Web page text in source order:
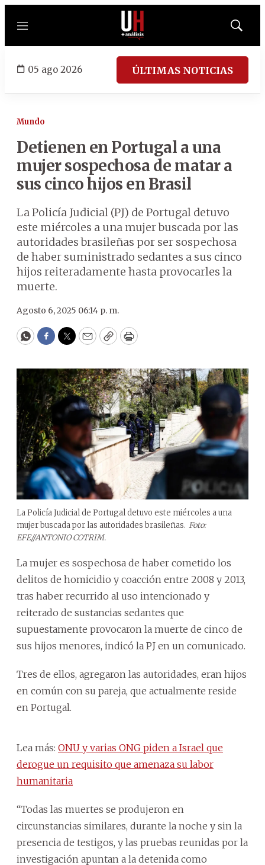
Menú
Mostrar
05 ago 2026 ÚLTIMAS NOTICIAS
Mundo
Detienen en Portugal a una
mujer sospechosa de matar a
sus cinco hijos en Brasil
La Policía Judicial (PJ) de Portugal detuvo
este miércoles a una mujer buscada por las
autoridades brasileñas por ser sospechosa
de haber suministrado sedantes a sus cinco
hijos reiteradamente hasta provocarles la
muerte.
Agosto 6, 2025 06:14 p. m.
WhatsApp
Facebook
Twitter
EmailCopyPrint
La Policía Judicial de Portugal detuvo este miércoles a una
mujer buscada por las autoridades brasileñas. Foto:
EFE//ANTONIO COTRIM.
La mujer es sospechosa de haber cometido los
delitos de homicidio y coacción entre 2008 y 2013,
tras haber recurrido al uso intencionado y
reiterado de sustancias sedantes que
supuestamente provocaron la muerte de cinco de
sus hijos menores, indicó la PJ en un comunicado.
Tres de ellos, agregaron las autoridades, eran hijos
en común con su pareja, que actualmente reside
en Portugal.
Lea más: ONU y varias ONG piden a Israel que
derogue un requisito que amenaza su labor
humanitaria
“Todas las muertes se produjeron en
circunstancias similares, durante la noche y sin la
presencia de testigos, y las pruebas reunidas por la
investigación apuntan a la detenida como